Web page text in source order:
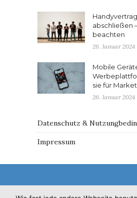
abschließen
beachten
26. Januar 2024
Mobile
sie für
26. Januar 2024
Datenschutz &
Impressum